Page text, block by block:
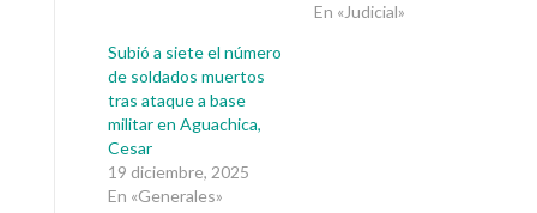
En «Judicial»
Subió a siete el número
de soldados muertos
tras ataque a base
militar en Aguachica,
Cesar
19 diciembre, 2025
En «Generales»